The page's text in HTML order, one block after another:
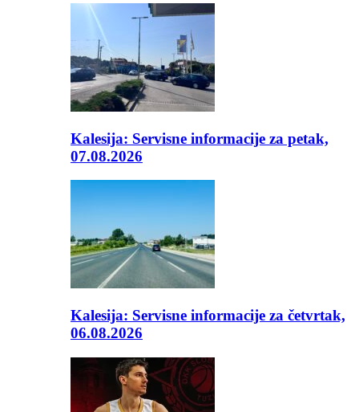
Kalesija: Servisne informacije za petak,
07.08.2026
Kalesija: Servisne informacije za četvrtak,
06.08.2026